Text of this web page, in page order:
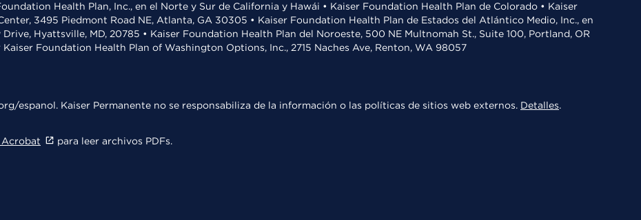
Health Plan, Inc., en el Norte y Sur de California y Hawái • Kaiser Foundation Health Plan de Colorado • Kaiser
3495 Piedmont Road NE, Atlanta, GA 30305 • Kaiser Foundation Health Plan de Estados del Atlántico Medio, Inc., en
Hyattsville, MD, 20785 • Kaiser Foundation Health Plan del Noroeste, 500 NE Multnomah St., Suite 100, Portland, OR
Foundation Health Plan of Washington Options, Inc., 2715 Naches Ave, Renton, WA 98057
espanol. Kaiser Permanente no se responsabiliza de la información o las políticas de sitios web externos. Detalles.
para leer archivos PDFs.